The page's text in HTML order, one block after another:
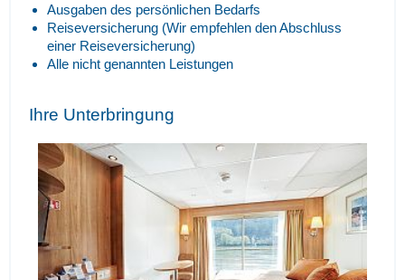
Ausgaben des persönlichen Bedarfs
Reiseversicherung (Wir empfehlen den Abschluss
einer Reiseversicherung)
Alle nicht genannten Leistungen
Ihre Unterbringung